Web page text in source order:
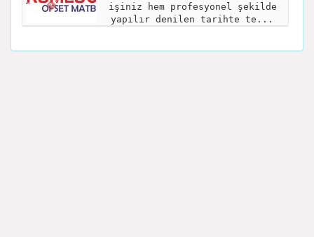
işiniz hem profesyonel şekilde
yapılır denilen tarihte te...